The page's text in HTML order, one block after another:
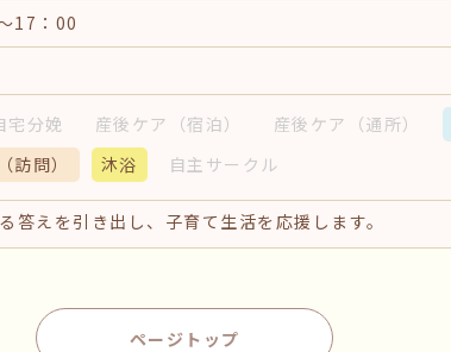
17：00
宅分娩 産後ケア （宿泊） 産後ケア
（通所）
（訪問） 沐浴 自主サークル
答えを引き出し、子育て生活を応援します。
ページトップ